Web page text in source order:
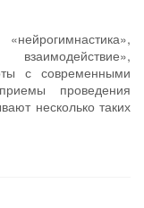
с современными
проведения
несколько таких